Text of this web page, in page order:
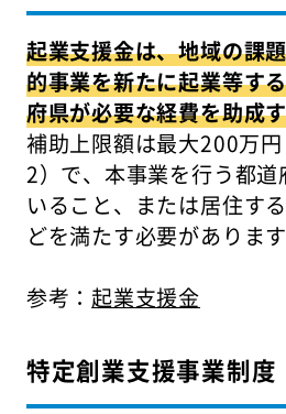
起業支援金は、地域の課
的事業を新たに起業等す
府県が必要な経費を助成
補助上限額は最大200万
2）で、本事業を行う都道
いること、または居住す
どを満たす必要があります
参考： 起業支援金
特定創業支援事業制度